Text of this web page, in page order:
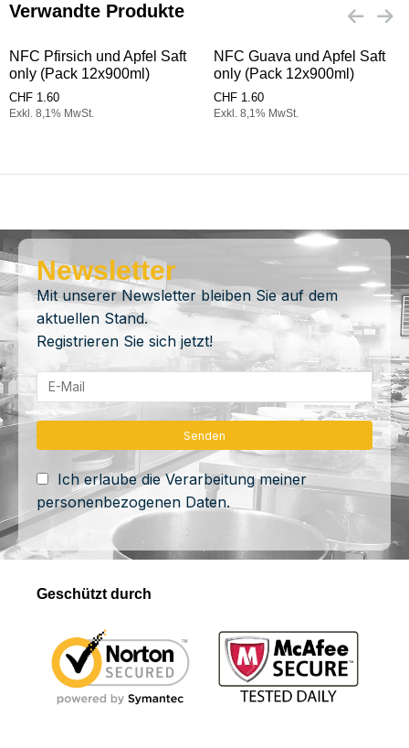
Verwandte Produkte
NFC Pfirsich und Apfel Saft
only (Pack 12x900ml)
CHF 1.60
Exkl. 8,1% MwSt.
NFC Guava und Apfel Saft
only (Pack 12x900ml)
CHF 1.60
Exkl. 8,1% MwSt.
Newsletter
Mit unserer Newsletter bleiben Sie auf dem
aktuellen Stand.
Registrieren Sie sich jetzt!
Ich erlaube die Verarbeitung meiner
personenbezogenen Daten.
Geschützt durch